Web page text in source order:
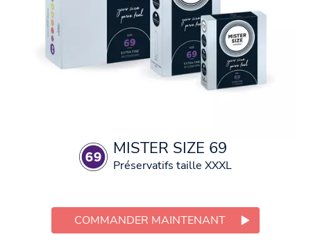
MISTER SIZE 69
Préservatifs taille XXXL
COMMANDER MAINTENANT